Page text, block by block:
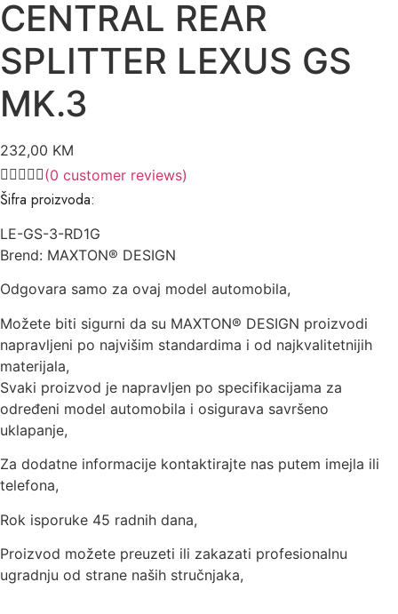
CENTRAL REAR
SPLITTER LEXUS GS
MK.3
232,00 KM
(0 customer reviews)
Šifra proizvoda:
LE-GS-3-RD1G
Brend: MAXTON® DESIGN
Odgovara samo za ovaj model automobila,
Možete biti sigurni da su MAXTON® DESIGN proizvodi
napravljeni po najvišim standardima i od najkvalitetnijih
materijala,
Svaki proizvod je napravljen po specifikacijama za
određeni model automobila i osigurava savršeno
uklapanje,
Za dodatne informacije kontaktirajte nas putem imejla ili
telefona,
Rok isporuke 45 radnih dana,
Proizvod možete preuzeti ili zakazati profesionalnu
ugradnju od strane naših stručnjaka,